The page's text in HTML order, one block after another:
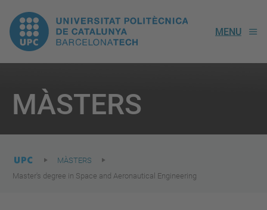
UPC.
Universitat
Politècnica
de
Catalunya
MENU
MÀSTERS
are
here:
MÀSTERS
Master's degree in Space and Aeronautical Engineering